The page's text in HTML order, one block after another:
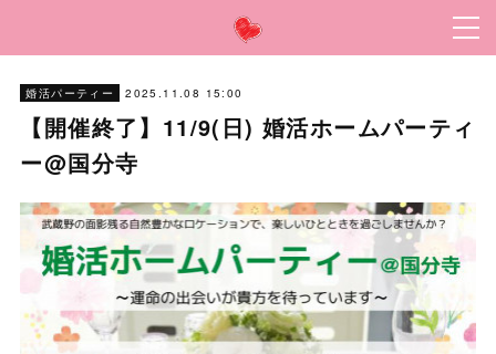
婚活パーティー 2025.11.08 15:00
【開催終了】11/9(日) 婚活ホームパーティ
ー@国分寺